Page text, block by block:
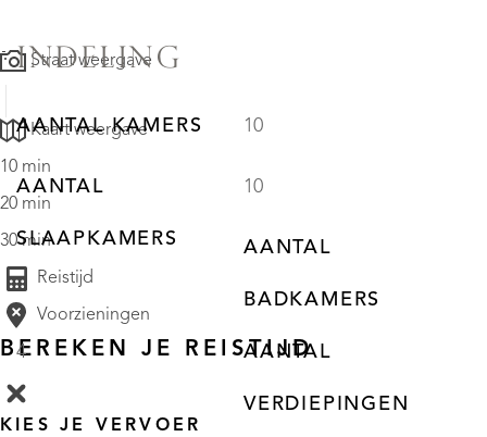
INDELING
AANTAL KAMERS 10
AANTAL
SLAAPKAMERS
10
AANTAL
BADKAMERS
4 AANTAL
VERDIEPINGEN
Straat weergave
Kaart weergave
10 min
20 min
30 min
Reistijd
Voorzieningen
BEREKEN JE REISTIJD
KIES JE VERVOER